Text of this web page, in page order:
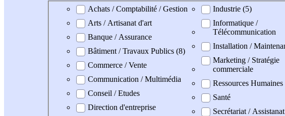
Domaine professionel
Achats / Comptabilité / Gestion
Arts / Artisanat d'art
Banque / Assurance
Bâtiment / Travaux Publics (8)
Commerce / Vente
Communication / Multimédia
Conseil / Etudes
Direction d'entreprise
Industrie (5)
Informatique /
Télécommunication
Installation /
Marketing / Stratégie
commerciale
Ressources Humaines
Santé
Secrétariat / Assistanat